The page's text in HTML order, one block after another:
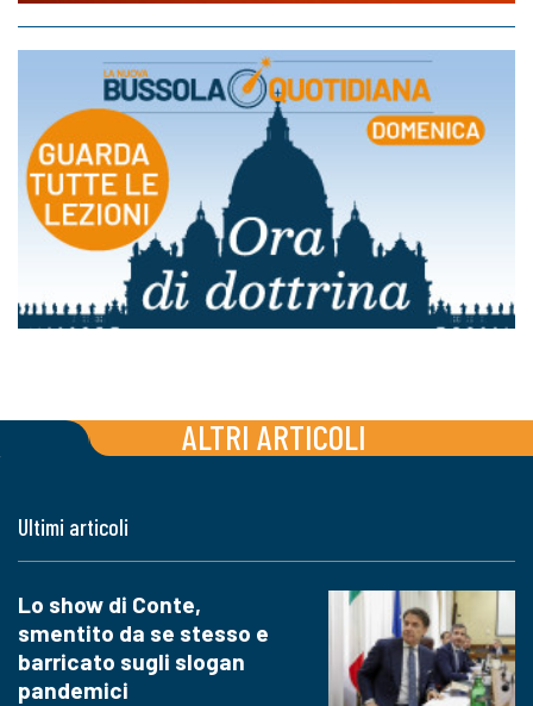
ALTRI ARTICOLI
Ultimi articoli
Lo show di Conte,
smentito da se stesso e
barricato sugli slogan
pandemici